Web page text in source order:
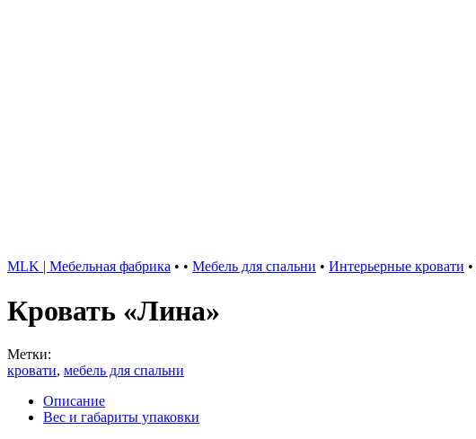
MLK | Мебельная фабрика • • Мебель для спальни • Интерьерные кровати •
Кровать «Лина»
Метки:
кровати, мебель для спальни
Описание
Вес и габариты упаковки